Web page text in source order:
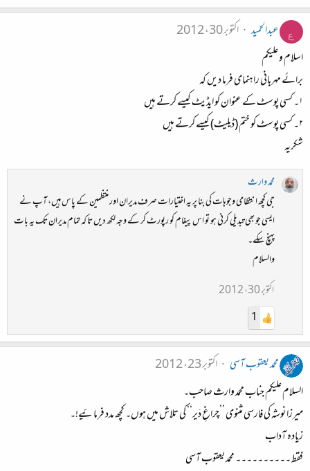
ع عبدالحمید
اکتوبر 30، 2012
اسلام و علیکم
برائے مہربانی راہنمای فرما دیں کہ
۱۔ کسی پوسٹ کے عنوان کو ایڈیٹ کیسے کرتے ہیں
۲۔ کسی پوسٹ کو ختم (ڈیلیٹ) کیسے کرتے ہیں
شکریہ
محمد وارث
جی کچھ انتظامی وجوہات کی بنا پر یہ اختیارات صرف مدیران اور منتظمین کے پاس ہیں، آپ نے
ایسی جو بھی تبدیلی کرنی ہو تو اس پیغام کو رپورٹ کر کے وجہ لکھ دیں تا کہ تمام مدیران تک یہ بات
پہنچ سکے۔
والسلام
اکتوبر 30، 2012
1
محمد یعقوب آسی
اکتوبر 23، 2012
السلام علیکم جناب محمد وارث صاحب۔
میرزا نوشہ کی فارسی مثنوی ’’چراغِ دَیر‘‘ کی تلاش میں ہوں۔ کچھ مدد فرمائیے!۔
زیادہ آداب
فقط ۔۔۔۔۔۔۔۔۔۔ محمد یعقوب آسی